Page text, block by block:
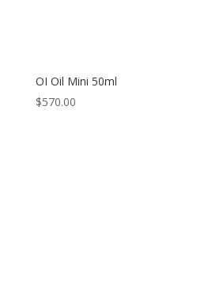
OI Oil Mini 50ml
$570.00